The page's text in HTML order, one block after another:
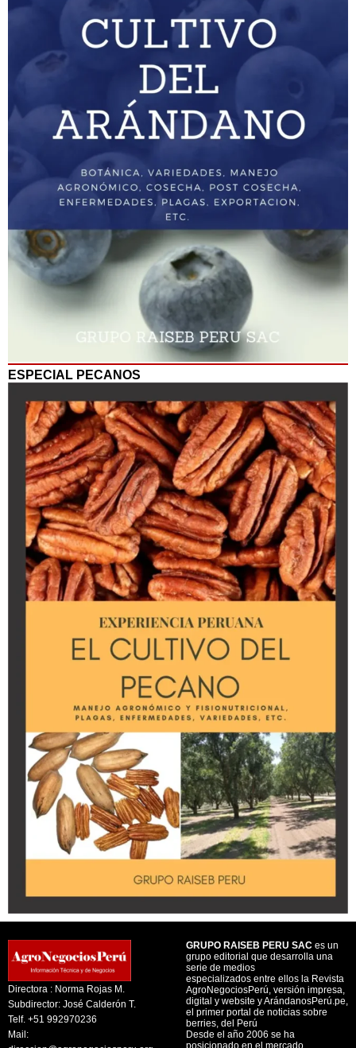
ESPECIAL PECANOS
Directora : Norma Rojas M.
Subdirector: José Calderón T.
Telf. +51 992970236
Mail:
GRUPO RAISEB PERU SAC es un
grupo editorial que desarrolla una
serie de medios
especializados entre ellos la Revista
AgroNegociosPerú, versión impresa,
digital y website y ArándanosPerú.pe,
el primer portal de noticias sobre
berries, del Perú
Desde el año 2006 se ha
posicionado en el mercado